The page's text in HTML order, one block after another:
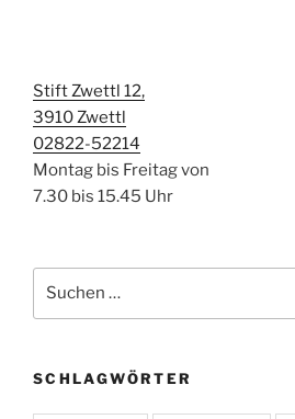
Stift Zwettl 12,
3910 Zwettl
02822-52214
Montag bis Freitag von
7.30 bis 15.45 Uhr
nach:
SCHLAGWÖRTER